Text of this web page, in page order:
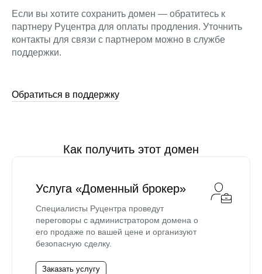
Если вы хотите сохранить домен — обратитесь к
партнеру Руцентра для оплаты продления. Уточнить
контакты для связи с партнером можно в службе
поддержки.
Обратиться в поддержку
Как получить этот домен
Услуга «Доменный брокер»
Специалисты Руцентра проведут
переговоры с администратором домена о
его продаже по вашей цене и организуют
безопасную сделку.
Заказать услугу